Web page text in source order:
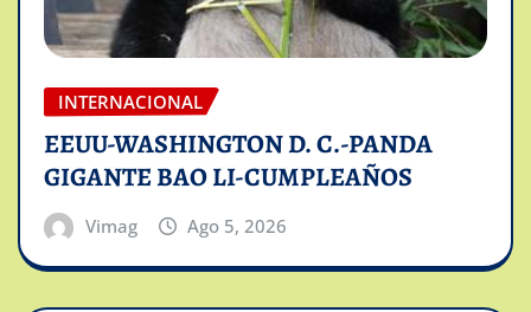
INTERNACIONAL
EEUU-WASHINGTON D. C.-PANDA
GIGANTE BAO LI-CUMPLEAÑOS
Vimag Ago 5, 2026